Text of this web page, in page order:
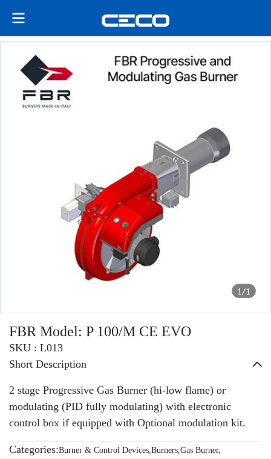
1/1
FBR Model: P 100/M CE EVO
SKU : L013
Short Description
2 stage Progressive Gas Burner (hi-low flame) or
modulating (PID fully modulating) with electronic
control box if equipped with Optional modulation kit.
Categories:Burner & Control Devices,Burners,Gas Burner,